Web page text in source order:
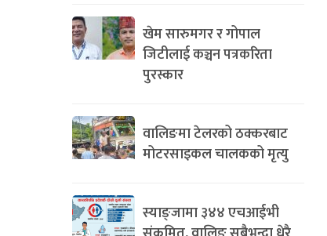
खेम सारुमगर र गोपाल
जिटीलाई कञ्चन पत्रकरिता
पुरस्कार
वालिङमा टेलरको ठक्करबाट
मोटरसाइकल चालकको मृत्यु
स्याङ्जामा ३४४ एचआईभी